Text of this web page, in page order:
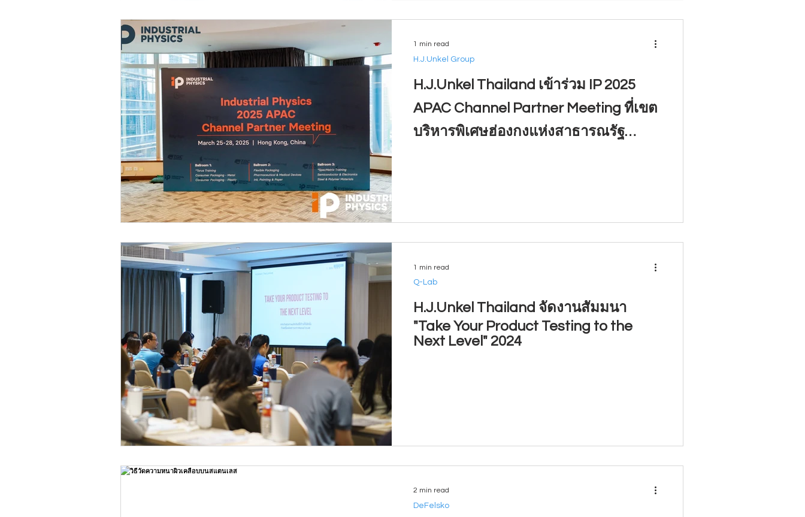
H.J.Unkel Thailand เข้าร่วม IP 2025
APAC Channel Partner Meeting ที่เขต
บริหารพิเศษฮ่องกงแห่งสาธารณรัฐ
H.J.Unkel Group
1 min read
H.J.Unkel Thailand จัดงานสัมมนา
"Take Your Product Testing to the
Next Level" 2024
Q-Lab
1 min read
DeFelsko
2 min read